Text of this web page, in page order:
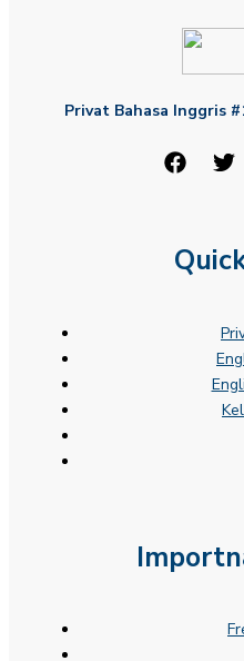
Privat Bahasa Inggris